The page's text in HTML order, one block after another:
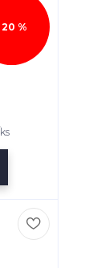
20 %
ks